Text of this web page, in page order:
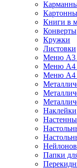
Книги в
Конверты
Кружки
Листовки
Меню A3
Меню A4
Меню A4
Наклейки
Папки